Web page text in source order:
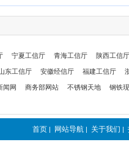
宁夏工信厅 青海工信厅 陕西工信厅
东工信厅 安徽经信厅 福建工信厅
闻网 商务部网站 不锈钢天地 钢铁
首页 | 网站导航 | 关于我们 |